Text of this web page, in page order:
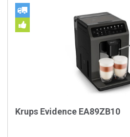
Krups Evidence EA89ZB10